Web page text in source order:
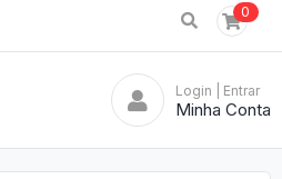
0
Login | Entrar
Minha Conta